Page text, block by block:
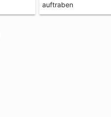
auftraben